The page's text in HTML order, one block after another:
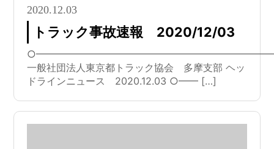
2020.12.03
トラック事故速報 2020/12/03
一般社団法人東京都トラック協会 多摩支部 ヘッ
ドラインニュース 2020.12.03 ○━━ […]